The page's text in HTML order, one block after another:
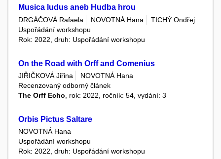
Musica ludus aneb Hudba hrou
DRGÁČOVÁ Rafaela NOVOTNÁ Hana
TICHÝ Ondřej
Uspořádání workshopu
Rok: 2022, druh: Uspořádání workshopu
On the Road with Orff and Comenius
JIŘIČKOVÁ Jiřina
NOVOTNÁ Hana
Recenzovaný odborný článek
The Orff Echo , rok: 2022, ročník: 54, vydání: 3
Orbis Pictus Saltare
NOVOTNÁ Hana
Uspořádání workshopu
Rok: 2022, druh: Uspořádání workshopu